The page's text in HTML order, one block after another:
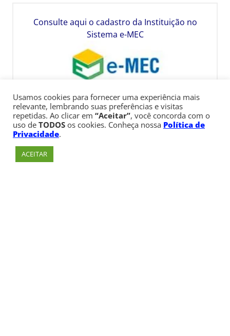
Consulte aqui o cadastro da Instituição no
Sistema e-MEC
Usamos cookies para fornecer uma experiência mais
relevante, lembrando suas preferências e visitas
repetidas. Ao clicar em “Aceitar”, você concorda com o
uso de TODOS os cookies. Conheça nossa Política de
Privacidade.
ACEITAR